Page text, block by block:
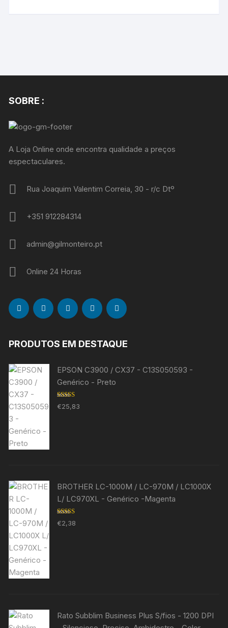
SOBRE :
A Loja Online onde encontra qualidade a preços
espectaculares.
Rua Joaquim Valentim Correia, 30 - r/c Dtº
+351 912284314
admin@gilmonteiro.pt
Online 24 Horas
PRODUTOS EM DESTAQUE
EPSON C3900 / CX37 - C13S050593 -
Genérico - Preto
Avaliação
5.00de 5
€25,83
BROTHER LC-1000M / LC-970M / LC1000X
L/ LC970XL - Genérico -Magenta
Avaliação
5.00de 5
€2,38
Rato Subblim Business Plus S/fios - 1200 DPI